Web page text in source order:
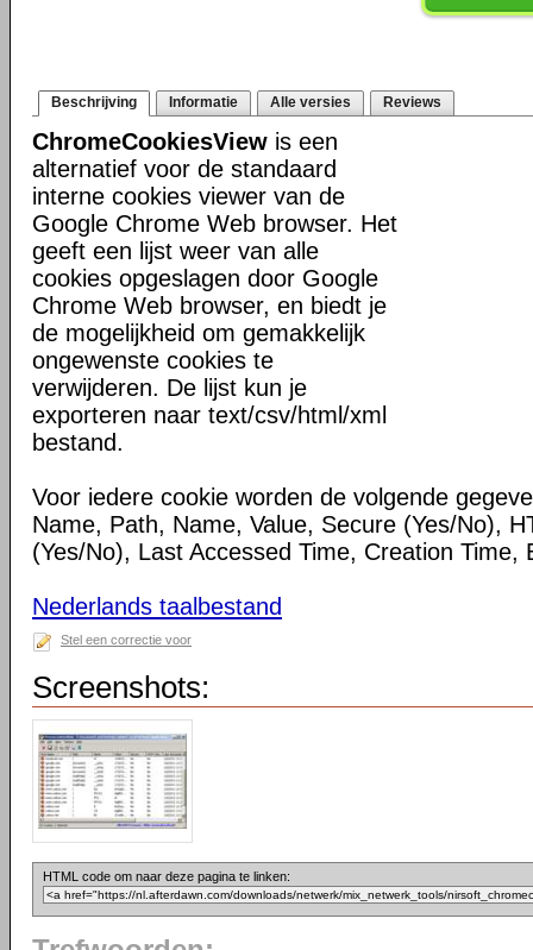
Beschrijving Informatie Alle versies Reviews
ChromeCookiesView is een
alternatief voor de standaard
interne cookies viewer van de
Google Chrome Web browser. Het
geeft een lijst weer van alle
cookies opgeslagen door Google
Chrome Web browser, en biedt je
de mogelijkheid om gemakkelijk
ongewenste cookies te
verwijderen. De lijst kun je
exporteren naar text/csv/html/xml
bestand.
Voor iedere cookie worden de volgende
Name, Path, Name, Value, Secure (Yes/No),
(Yes/No), Last Accessed Time, Creation Time,
Nederlands taalbestand
Stel een correctie voor
Screenshots:
HTML code om naar deze pagina te linken: